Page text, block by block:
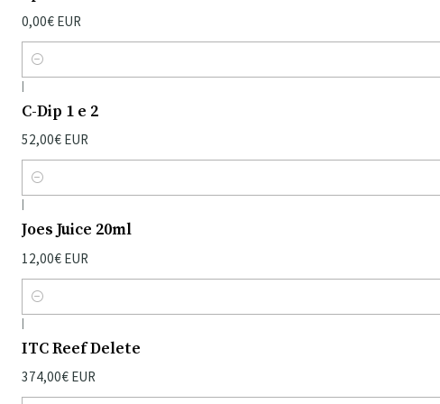
0,00€ EUR
Quantidade
|
C-Dip 1 e 2
52,00€ EUR
Quantidade
|
Joes Juice 20ml
12,00€ EUR
Quantidade
|
ITC Reef Delete
374,00€ EUR